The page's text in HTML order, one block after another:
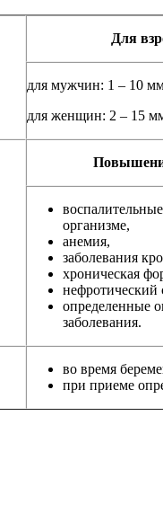
Для
для мужчин: 1 – 10
для женщин: 2 – 15
организме,
анемия,
заболевания
хроническая
нефротический
определенные
заболевания.
во время
при приеме